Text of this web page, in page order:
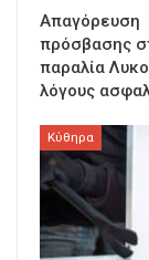
Απαγόρευση
πρόσβασης
παραλία
λόγους
Κύθηρα